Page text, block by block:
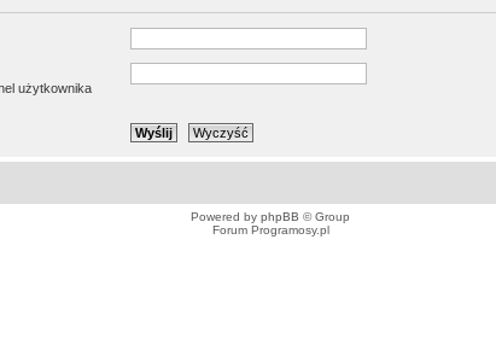
użytkownika
Powered by phpBB © Group
Forum Programosy.pl